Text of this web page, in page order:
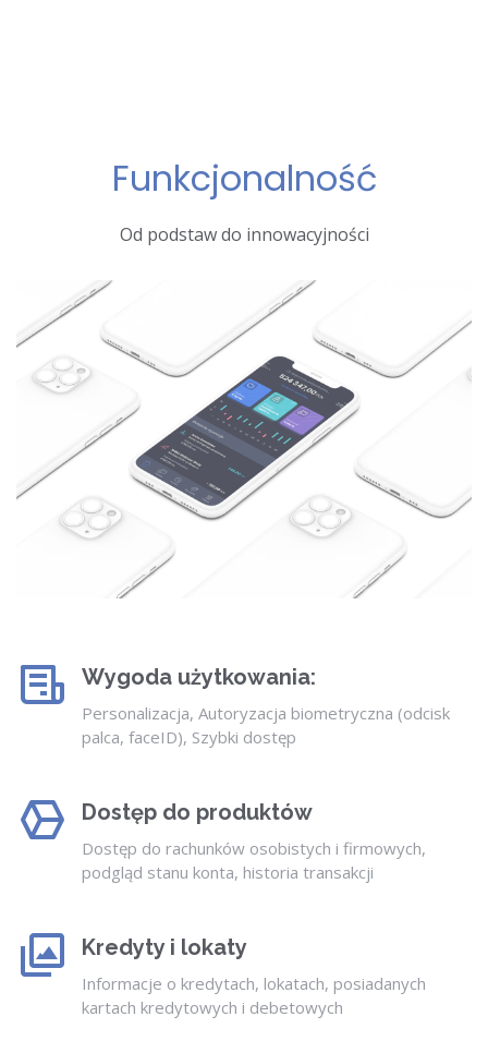
Funkcjonalność
Od podstaw do innowacyjności
Wygoda użytkowania:
Personalizacja, Autoryzacja biometryczna (odcisk
palca, faceID), Szybki dostęp
Dostęp do produktów
Dostęp do rachunków osobistych i firmowych,
podgląd stanu konta, historia transakcji
Kredyty i lokaty
Informacje o kredytach, lokatach, posiadanych
kartach kredytowych i debetowych